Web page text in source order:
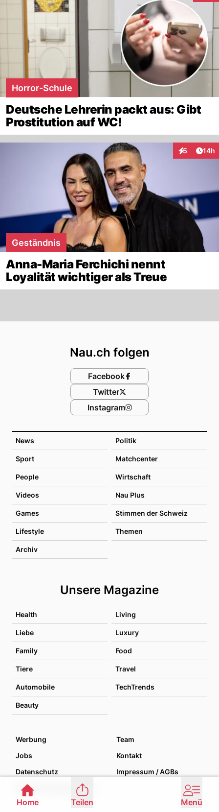
Horror-Schule
Deutsche Lehrerin packt aus: Gibt
Prostitution auf WC!
5
Interaktionen
14h
Geständnis
Anna-Maria Ferchichi nennt
Loyalität wichtiger als Treue
News Politik
Sport Matchcenter
People Wirtschaft
Videos Nau Plus
Games Stimmen der Schweiz
Lifestyle Themen
Archiv
Unsere Magazine
Health Living
Liebe Luxury
Family Food
Tiere Travel
Automobile TechTrends
Beauty
Nau.ch folgen
Facebook
Twitter
Instagram
Werbung
Team
Jobs
Kontakt
Datenschutz
Impressum / AGBs
Home Teilen Menü